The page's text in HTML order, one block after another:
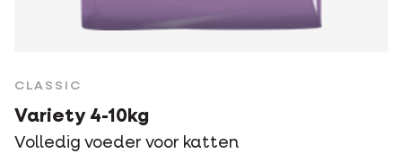
CLASSIC
Variety 4-10kg
Volledig voeder voor katten